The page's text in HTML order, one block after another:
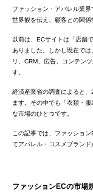
ファッション・アパレル業
世界観を伝え、顧客との関係
以前は、ECサイトは「店舗
ありました。しかし現在で
リ、CRM、広告、コンテン
す。
経済産業省の調査によると
ます。その中でも「衣類・
な市場のひとつです。
この記事では、ファッショ
てアパレル・コスメブランド
ファッションECの市場